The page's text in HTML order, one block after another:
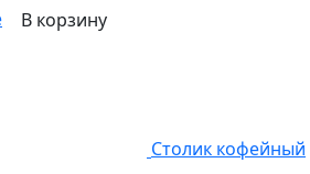
В корзину
Столик кофейный